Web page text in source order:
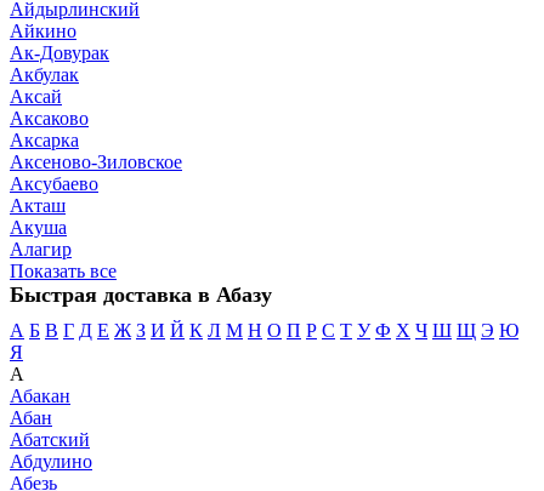
Айдырлинский
Айкино
Ак-Довурак
Акбулак
Аксай
Аксаково
Аксарка
Аксеново-Зиловское
Аксубаево
Акташ
Акуша
Алагир
Показать все
Быстрая доставка в Абазу
А Б В Г Д Е Ж З И Й К Л М Н О П Р С Т У Ф Х Ч Ш Щ Э Ю
Я
А
Абакан
Абан
Абатский
Абдулино
Абезь